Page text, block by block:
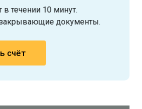
течении 10 минут.
документы.
счёт